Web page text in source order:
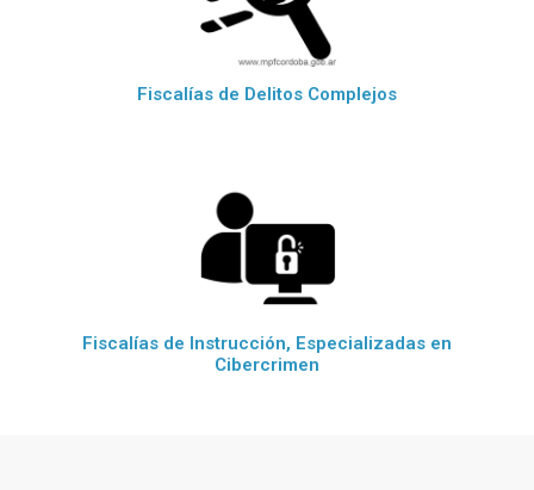
Fiscalías de Delitos Complejos
Fiscalías de Instrucción, Especializadas en
Cibercrimen